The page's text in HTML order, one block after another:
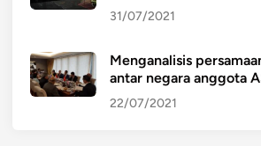
31/07/2021
Menganalisis
antar negara anggota
22/07/2021